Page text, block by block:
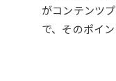
がコンテンツ
で、そのポイ